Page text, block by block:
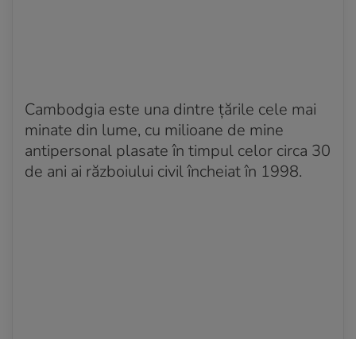
Cambodgia este una dintre ţările cele mai
minate din lume, cu milioane de mine
antipersonal plasate în timpul celor circa 30
de ani ai războiului civil încheiat în 1998.